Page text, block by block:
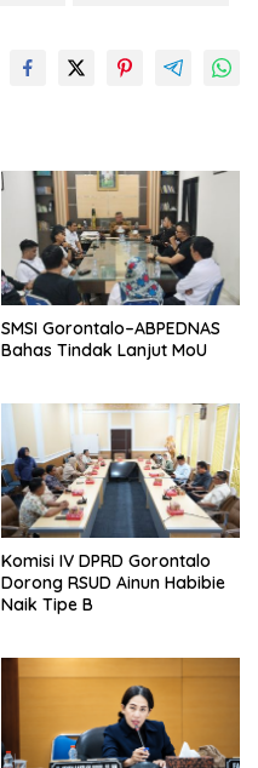
SMSI Gorontalo–ABPEDNAS
Bahas Tindak Lanjut MoU
Komisi IV DPRD Gorontalo
Dorong RSUD Ainun Habibie
Naik Tipe B